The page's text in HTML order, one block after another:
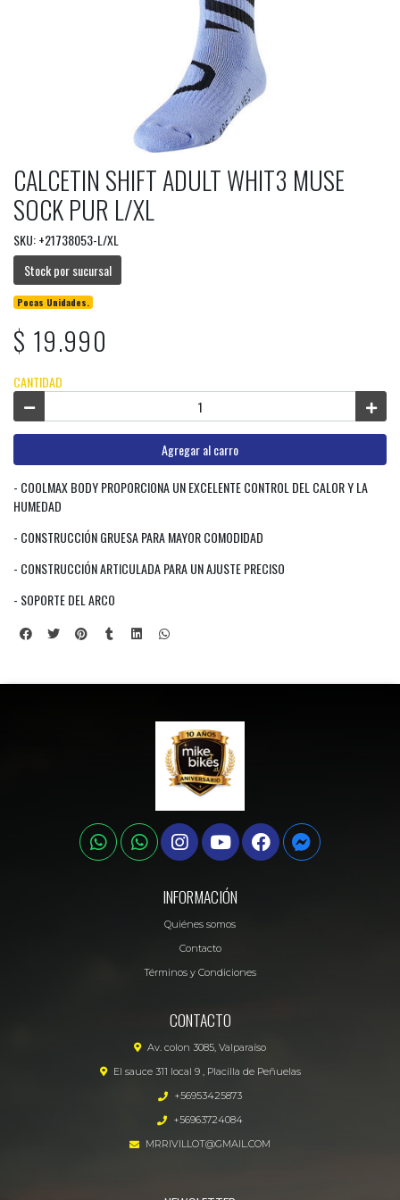
CALCETIN SHIFT ADULT WHIT3 MUSE
SOCK PUR L/XL
SKU: +21738053-L/XL
Stock por sucursal
Pocas Unidades.
$ 19.990
CANTIDAD
Agregar al carro
- COOLMAX BODY PROPORCIONA UN EXCELENTE CONTROL DEL CALOR Y LA
HUMEDAD
- CONSTRUCCIÓN GRUESA PARA MAYOR COMODIDAD
- CONSTRUCCIÓN ARTICULADA PARA UN AJUSTE PRECISO
- SOPORTE DEL ARCO
INFORMACIÓN
Quiénes somos
Contacto
Términos y Condiciones
CONTACTO
Av. colon 3085, Valparaíso
El sauce 311 local 9 , Placilla de Peñuelas
+56953425873
+56963724084
MRRIVILLOT@GMAIL.COM